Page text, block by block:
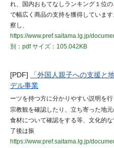
れ、国内おもてなしランキング１位の
で幅広く商品の支持を獲得していま
察し、
https://www.pref.saitama.lg.jp/
別：pdfサイズ：105.042KB
[PDF]
「外国人親子への支援と
デル事業
ーツを持つ方に分かりやすい説明を
宗教観を確認したり、立ち寄った地
食材について確認をする等、文化的
了後は振
https://www.pref.saitama.lg.jp/